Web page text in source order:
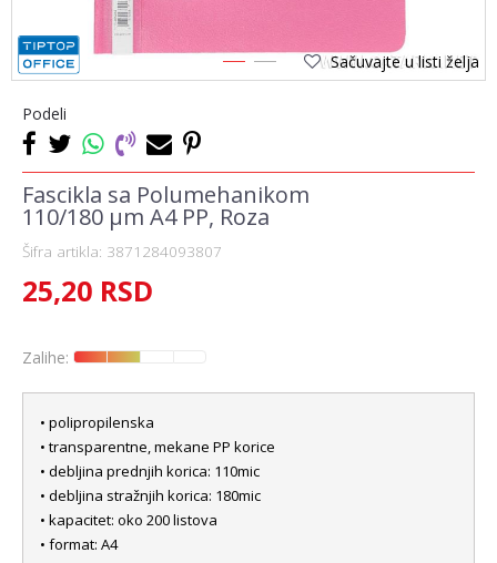
1 2 Sačuvajte u listi želja
Podeli
Fascikla sa Polumehanikom
110/180 µm A4 PP, Roza
Šifra artikla: 3871284093807
25,20 RSD
Zalihe:
• polipropilenska
• transparentne, mekane PP korice
• debljina prednjih korica: 110mic
• debljina stražnjih korica: 180mic
• kapacitet: oko 200 listova
• format: A4